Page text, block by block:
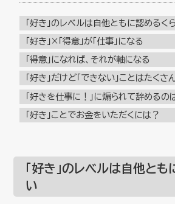
「好き」のレベルは自他ともに認めるく
「好き」×「得意」が「仕事」になる
「得意」になれば、それが軸になる
「好き」だけど「できない」ことはたくさ
「好きを仕事に！」に煽られて辞めるの
「好き」ことでお金をいただくには？
「好き」のレベルは自他と
い